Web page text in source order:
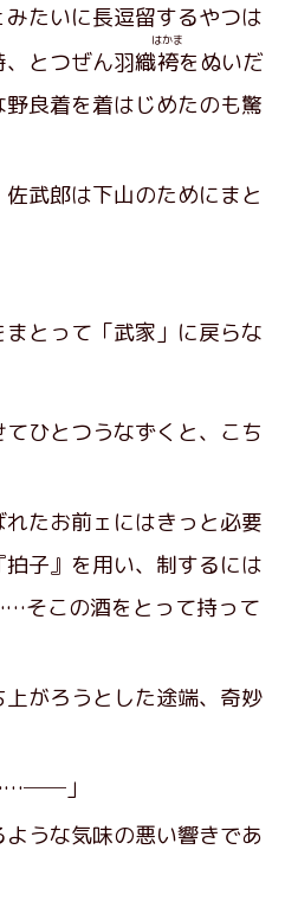
たいに長逗留するやつは
とつぜん羽織袴
はかま
をぬいだ
良着を着はじめたのも驚
佐武郎は下山のためにまと
とって「武家」に戻らな
てひとつうなずくと、こち
れたお前ェにはきっと必要
子』を用い、制するには
そこの酒をとって持って
がろうとした途端、奇妙
」
うな気味の悪い響きであ